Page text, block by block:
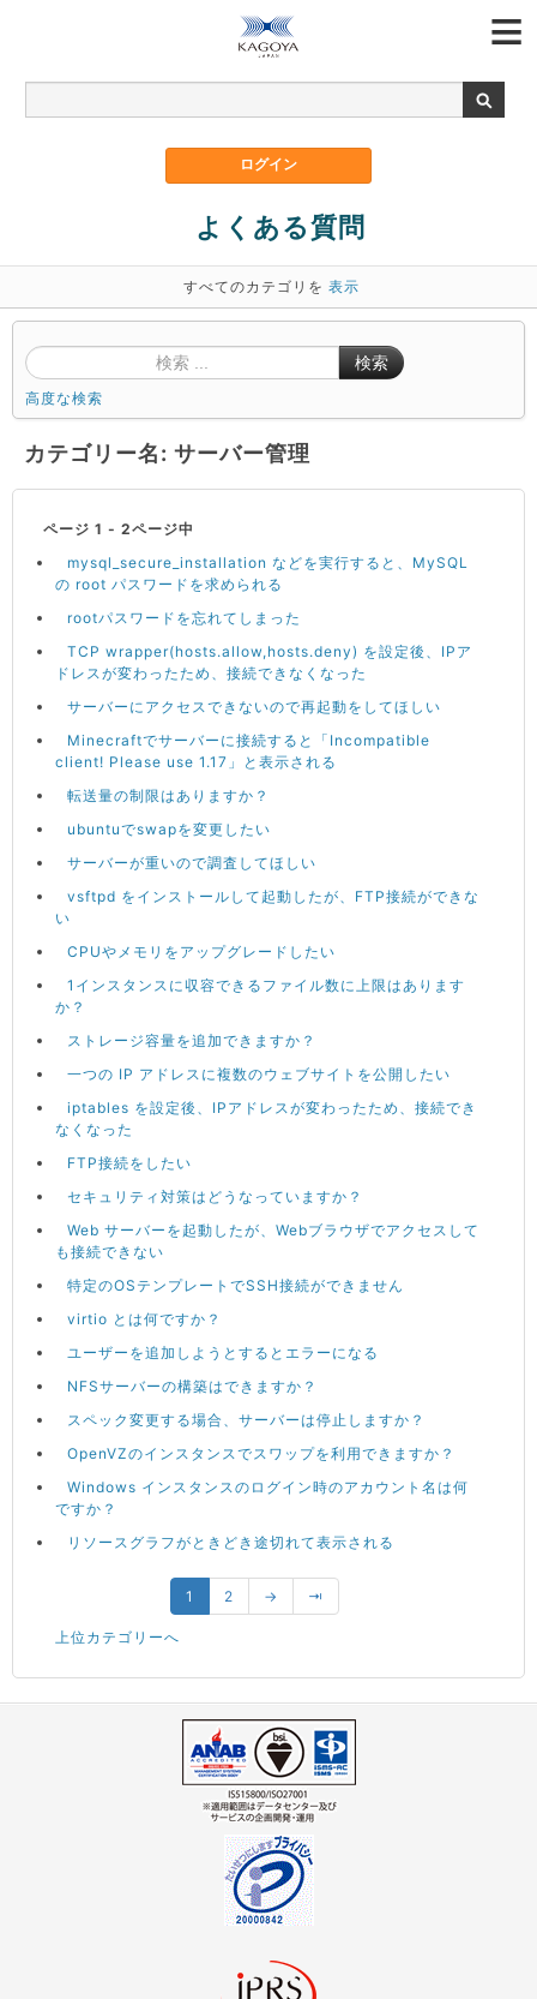
よくある質問
すべてのカテゴリを 表示
検索
高度な検索
カテゴリー名: サーバー管理
ページ 1 - 2ページ中
mysql_secure_installation などを実行すると、MySQL
の root パスワードを求められる
rootパスワードを忘れてしまった
TCP wrapper(hosts.allow,hosts.deny) を設定後、IPア
ドレスが変わったため、接続できなくなった
サーバーにアクセスできないので再起動をしてほしい
Minecraftでサーバーに接続すると「Incompatible
client! Please use 1.17」と表示される
転送量の制限はありますか？
ubuntuでswapを変更したい
サーバーが重いので調査してほしい
vsftpd をインストールして起動したが、FTP接続ができな
い
CPUやメモリをアップグレードしたい
1インスタンスに収容できるファイル数に上限はあります
か？
ストレージ容量を追加できますか？
一つの IP アドレスに複数のウェブサイトを公開したい
iptables を設定後、IPアドレスが変わったため、接続でき
なくなった
FTP接続をしたい
セキュリティ対策はどうなっていますか？
Web サーバーを起動したが、Webブラウザでアクセスして
も接続できない
特定のOSテンプレートでSSH接続ができません
virtio とは何ですか？
ユーザーを追加しようとするとエラーになる
NFSサーバーの構築はできますか？
スペック変更する場合、サーバーは停止しますか？
OpenVZのインスタンスでスワップを利用できますか？
Windows インスタンスのログイン時のアカウント名は何
ですか？
リソースグラフがときどき途切れて表示される
1 2 → ⇥
上位カテゴリーへ